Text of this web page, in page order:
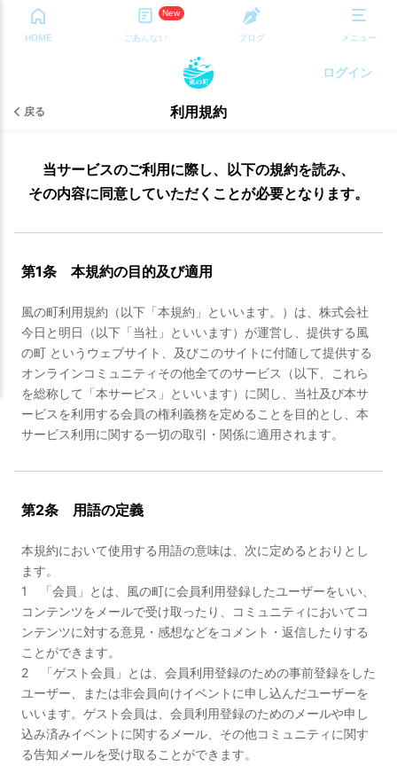
HOME
New
ごあんない ブログ メニュー
ログイン
戻る 利用規約
当サービスのご利用に際し、以下の規約を読み、
その内容に同意していただくことが必要となります。
第1条 本規約の目的及び適用
風の町利用規約（以下「本規約」といいます。）は、株式会社
今日と明日（以下「当社」といいます）が運営し、提供する風
の町 というウェブサイト、及びこのサイトに付随して提供する
オンラインコミュニティその他全てのサービス（以下、これら
を総称して「本サービス」といいます）に関し、当社及び本サ
ービスを利用する会員の権利義務を定めることを目的とし、本
サービス利用に関する一切の取引・関係に適用されます。
第2条 用語の定義
本規約において使用する用語の意味は、次に定めるとおりとし
ます。
1 「会員」とは、風の町に会員利用登録したユーザーをいい、
コンテンツをメールで受け取ったり、コミュニティにおいてコ
ンテンツに対する意見・感想などをコメント・返信したりする
ことができます。
2 「ゲスト会員」とは、会員利用登録のための事前登録をした
ユーザー、または非会員向けイベントに申し込んだユーザーを
いいます。ゲスト会員は、会員利用登録のためのメールや申し
込み済みイベントに関するメール、その他コミュニティに関す
る告知メールを受け取ることができます。